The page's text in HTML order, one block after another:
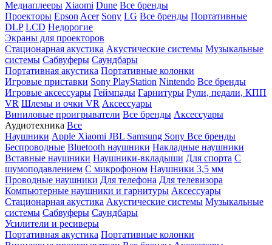
Медиаплееры Xiaomi Dune Все бренды
Проекторы Epson Acer Sony LG Все бренды Портативные
DLP LCD Недорогие
Экраны для проекторов
Стационарная акустика Акустические системы Музыкальные
системы Сабвуферы Саундбары
Портативная акустика Портативные колонки
Игровые приставки Sony PlayStation Nintendo Все бренды
Игровые аксессуары Геймпады Гарнитуры Рули, педали, КПП
VR Шлемы и очки VR Аксессуары
Виниловые проигрыватели Все бренды Аксессуары
Аудиотехника Все
Наушники Apple Xiaomi JBL Samsung Sony Все бренды
Беспроводные Bluetooth наушники Накладные наушники
Вставные наушники Наушники-вкладыши Для спорта С
шумоподавлением С микрофоном Наушники 3,5 мм
Проводные наушники Для телефона Для телевизора
Компьютерные наушники и гарнитуры Аксессуары
Стационарная акустика Акустические системы Музыкальные
системы Сабвуферы Саундбары
Усилители и ресиверы
Портативная акустика Портативные колонки